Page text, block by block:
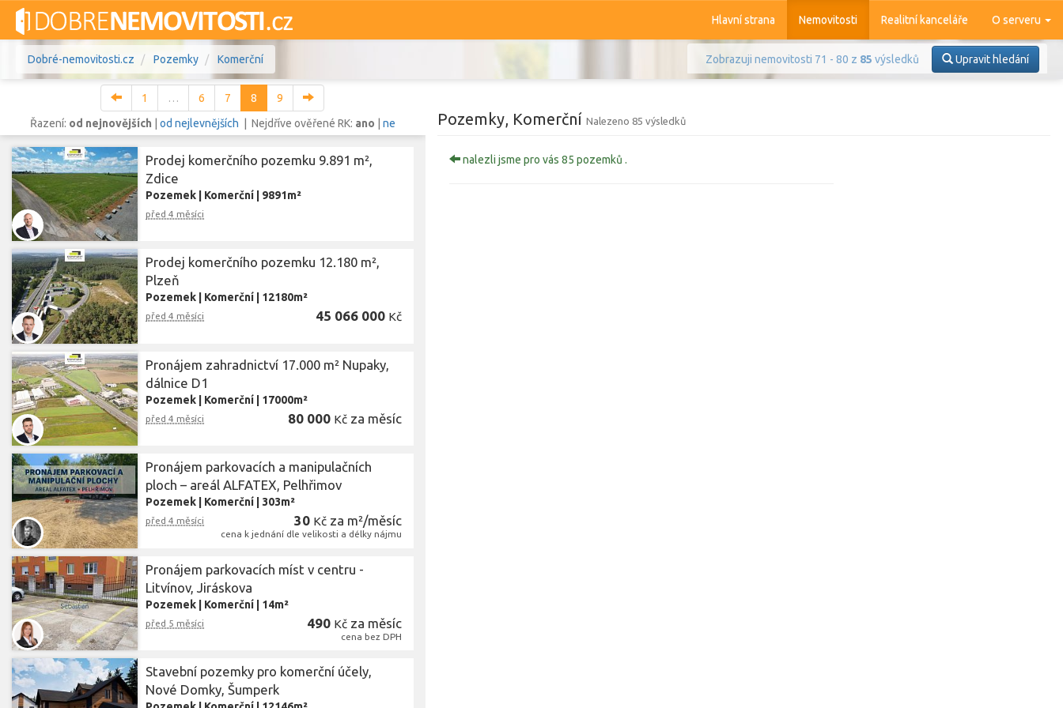
Hlavní strana Nemovitosti Realitní kanceláře O serveru
Zobrazuji nemovitosti 71 - 80 z 85 výsledků Upravit hledání
Dobré-nemovitosti.cz Pozemky Komerční
Vše Byty Domy Pozemky Komerční
Lokalita Lokalita
Lokalita
Cena
1 … 6 7 8
9
Řazení: od nejnovějších od nejlevnějších | Nejdříve ověřené RK: ano ne
Prodej komerčního pozemku 9.891 m²,
Zdice
Pozemek Komerční 9891m²
před 4 měsíci
Prodej komerčního pozemku 12.180 m²,
Plzeň
Pozemek Komerční 12180m²
před 4 měsíci 45 066 000 Kč
Pronájem zahradnictví 17.000 m² Nupaky,
dálnice D1
Pozemek Komerční 17000m²
před 4 měsíci 80 000 Kč za měsíc
Pronájem parkovacích a manipulačních
ploch – areál ALFATEX, Pelhřimov
Pozemek Komerční 303m²
před 4 měsíci 30 Kč za m²/měsíc
cena k jednání dle velikosti a délky nájmu
Pronájem parkovacích míst v centru -
Litvínov, Jiráskova
Pozemek | Komerční | 14m²
před 5 měsíci 490 Kč za měsíc
cena bez DPH
Stavební pozemky pro komerční účely,
Nové Domky, Šumperk
Pozemky, Komerční Nalezeno 85 výsledků
nalezli jsme pro vás 85 pozemků .